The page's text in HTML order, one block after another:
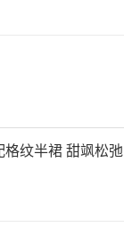
纹半裙 甜飒松弛